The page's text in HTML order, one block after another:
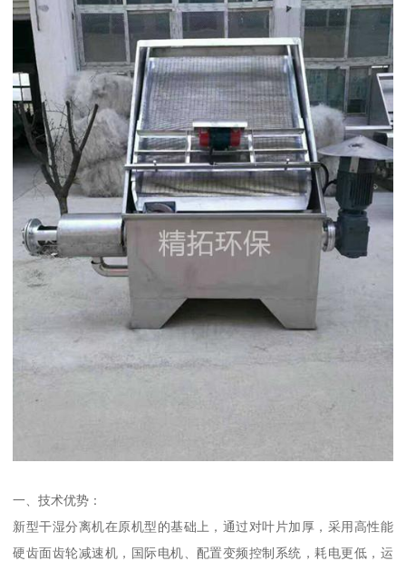
一、技术优势：
新型干湿分离机在原机型的基础上，通过对叶片加厚，采用高性能
硬齿面齿轮减速机，国际电机、配置变频控制系统，耗电更低，运